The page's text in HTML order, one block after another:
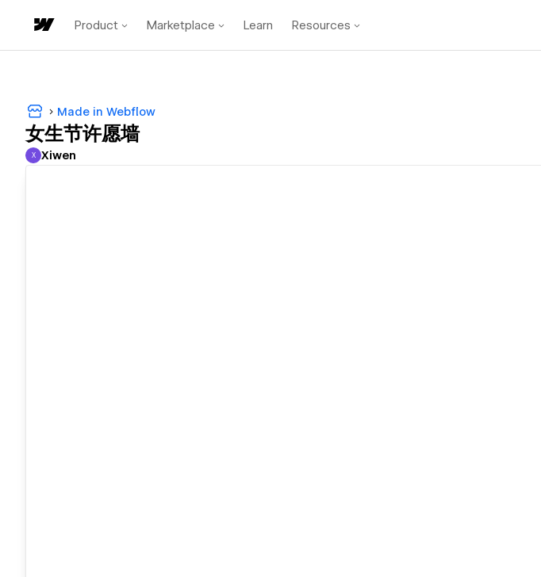
Product Marketplace Learn Resources
Made in Webflow
女生节许愿墙
Xiwen
X Xiwen